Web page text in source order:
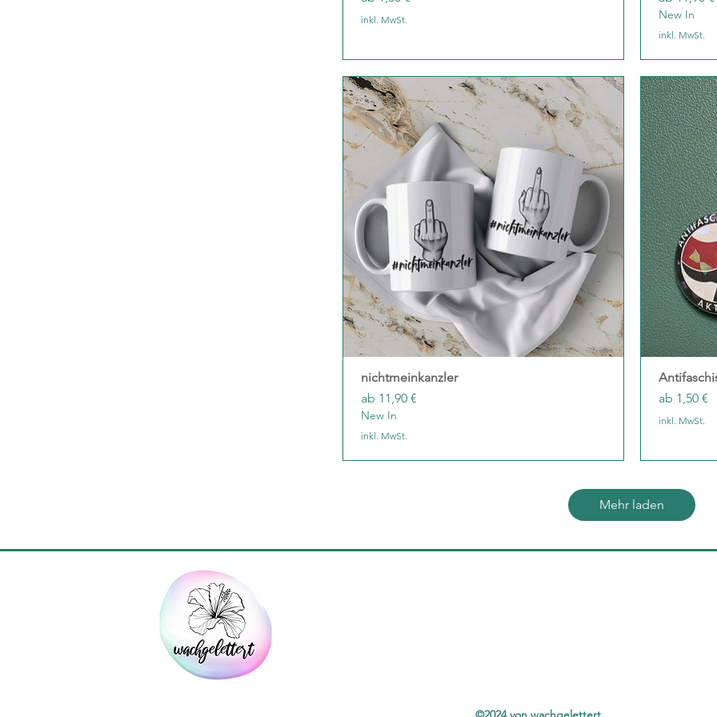
inkl. MwSt. New In
inkl. MwSt.
Schnellansicht
nichtmeinkanzler
ab 11,90 €
Sale-Preis
New In
inkl. MwSt.
ab 1,50 €
Sale-Preis
inkl. MwSt.
Mehr laden